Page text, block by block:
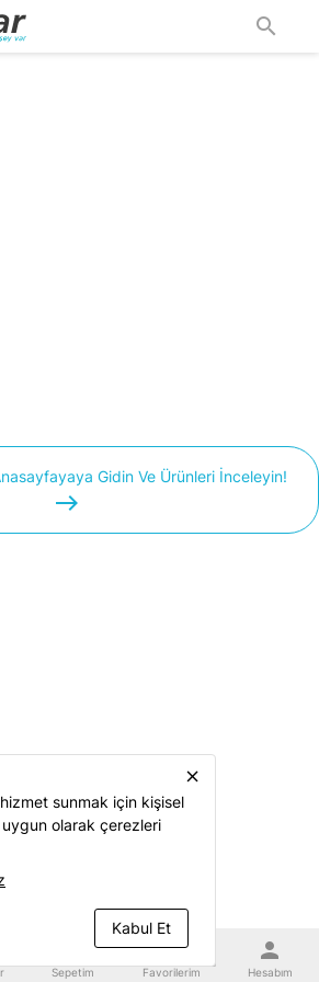
search
Gidin Ve Ürünleri İnceleyin!
easts
Sepetim
favorite
Favorilerim
person
Hesabım
close
sunmak için kişisel
olarak çerezleri
Kabul Et